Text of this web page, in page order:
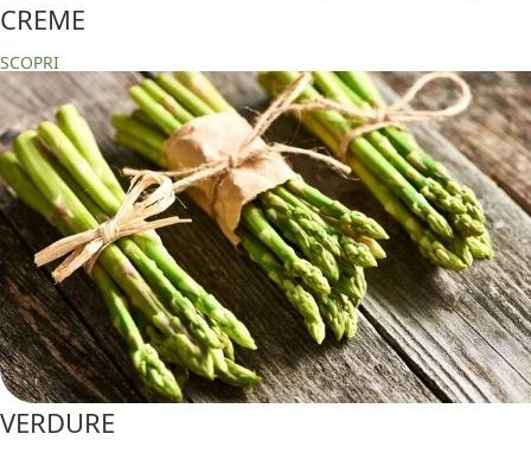
CREME
SCOPRI
VERDURE